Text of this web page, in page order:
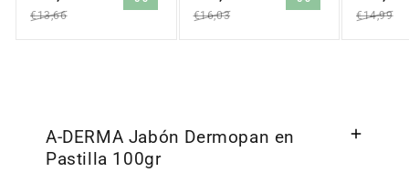
€13,66
€16,03
€14,99
A-DERMA Jabón Dermopan en
Pastilla 100gr